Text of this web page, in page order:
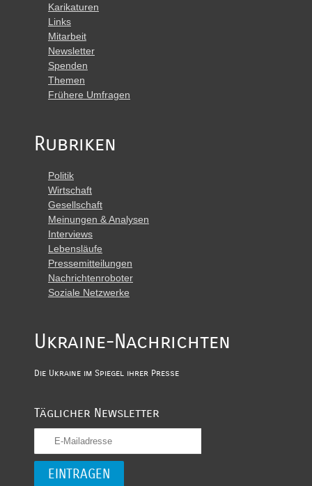
Karikaturen
Links
Mitarbeit
Newsletter
Spenden
Themen
Frühere Umfragen
Rubriken
Politik
Wirtschaft
Gesellschaft
Meinungen & Analysen
Interviews
Lebensläufe
Pressemitteilungen
Nachrichtenroboter
Soziale Netzwerke
Ukraine-Nachrichten
Die Ukraine im Spiegel ihrer Presse
Täglicher Newsletter